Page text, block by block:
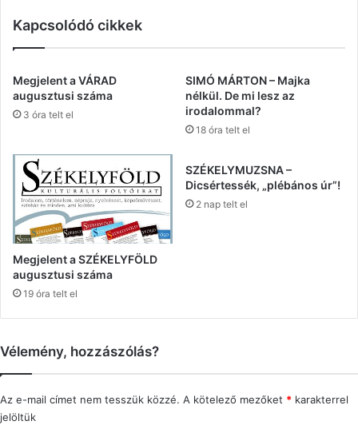
Kapcsolódó cikkek
Megjelent a VÁRAD
augusztusi száma
3 óra telt el
SIMÓ MÁRTON – Majka
nélkül. De mi lesz az
irodalommal?
18 óra telt el
Megjelent a SZÉKELYFÖLD
augusztusi száma
19 óra telt el
SZÉKELYMUZSNA –
Dicsértessék, „plébános úr”!
2 nap telt el
Vélemény, hozzászólás?
Az e-mail címet nem tesszük közzé. A kötelező mezőket * karakterrel
jelöltük